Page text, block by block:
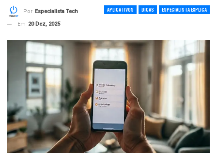
APLICATIVOS DICAS ESPECIALISTA EXPLICA
Por Especialista Tech
Em 20 Dez, 2025